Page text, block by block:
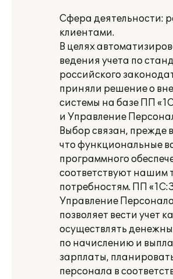
Сфера деятельности:
клиентами.
В целях
ведения учета по
российского
приняли решение о
системы на базе ПП
и Управление
Выбор связан, прежде
что функциональные
программного
соответствуют нашим
потребностям. ПП
Управление
позволяет вести учет
осуществлять
по начислению и
зарплаты,
персонала в